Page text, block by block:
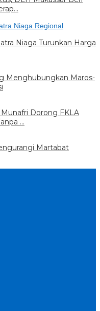
Niaga Regional
Niaga Turunkan Harga
Menghubungkan Maros-
Dorong FKLA
…
Martabat